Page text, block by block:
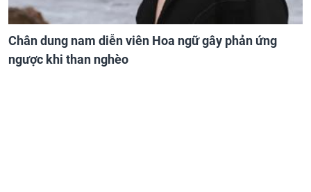
Chân dung nam diễn viên Hoa ngữ gây phản ứng
ngược khi than nghèo